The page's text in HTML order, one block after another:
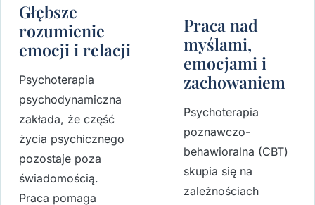
Głębsze
rozumienie
emocji i relacji
Psychoterapia
psychodynamiczna
zakłada, że część
życia psychicznego
pozostaje poza
świadomością.
Praca pomaga
Praca nad
myślami,
emocjami i
zachowaniem
Psychoterapia
poznawczo-
behawioralna (CBT)
skupia się na
zależnościach